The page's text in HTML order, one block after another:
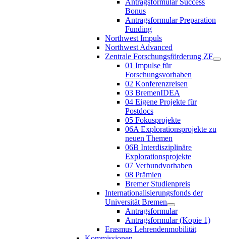
Bonus
Antragsformular Preparation
Funding
Northwest Impuls
Northwest Advanced
Zentrale Forschungsförderung ZF
01 Impulse für
Forschungsvorhaben
02 Konferenzreisen
03 BremenIDEA
04 Eigene Projekte für
Postdocs
05 Fokusprojekte
06A Explorationsprojekte zu
neuen Themen
06B Interdisziplinäre
Explorationsprojekte
07 Verbundvorhaben
08 Prämien
Bremer Studienpreis
Internationalisierungsfonds der
Universität Bremen
Antragsformular
Antragsformular (Kopie 1)
Erasmus Lehrendenmobilität